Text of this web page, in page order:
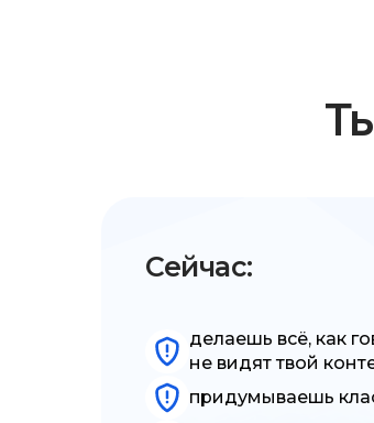
Сейчас:
делаешь всё, как
не видят твой
придумываешь